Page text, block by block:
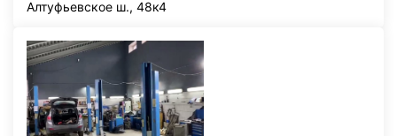
Алтуфьевское ш., 48к4